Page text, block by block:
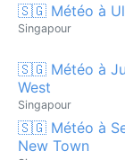
🇸🇬 Météo à
Singapour
🇸🇬 Météo à
West
Singapour
🇸🇬 Météo à
New Town